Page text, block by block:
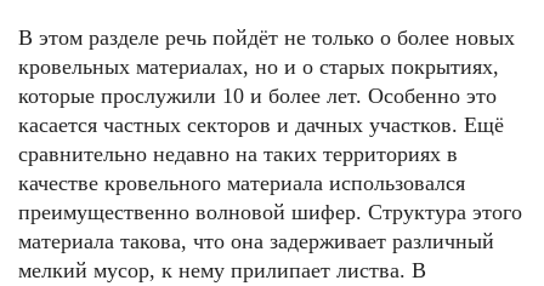
В этом разделе речь пойдёт не только о более новых
кровельных материалах, но и о старых покрытиях,
которые прослужили 10 и более лет. Особенно это
касается частных секторов и дачных участков. Ещё
сравнительно недавно на таких территориях в
качестве кровельного материала использовался
преимущественно волновой шифер. Структура этого
материала такова, что она задерживает различный
мелкий мусор, к нему прилипает листва. В